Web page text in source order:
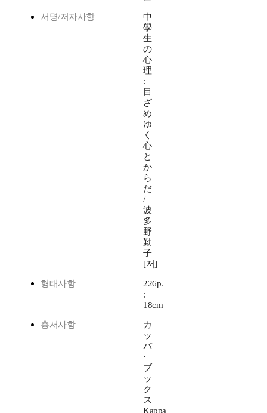
서명/저자사항
中
學
生
の
心
理
:
目
ざ
め
ゆ
く
心
と
か
ら
だ
/
波
多
野
勤
子
[저]
형태사항
226p.
;
18cm
총서사항
カ
ッ
パ
·
ブ
ッ
ク
ス
Kappa